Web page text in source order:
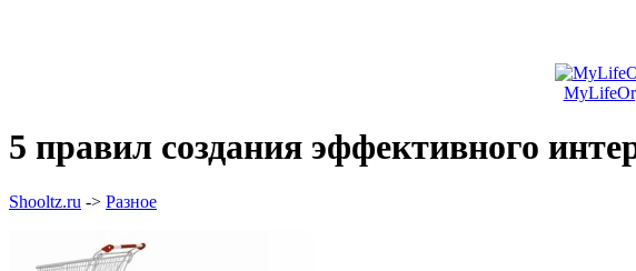
5 правил создания эффективного
Shooltz.ru -> Разное